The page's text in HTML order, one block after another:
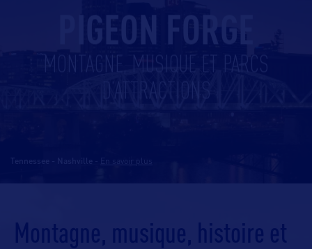
PIGEON FORGE
MONTAGNE, MUSIQUE ET PARCS
D’ATTRACTIONS
Tennessee - Nashville
Montagne, musique, histoire et